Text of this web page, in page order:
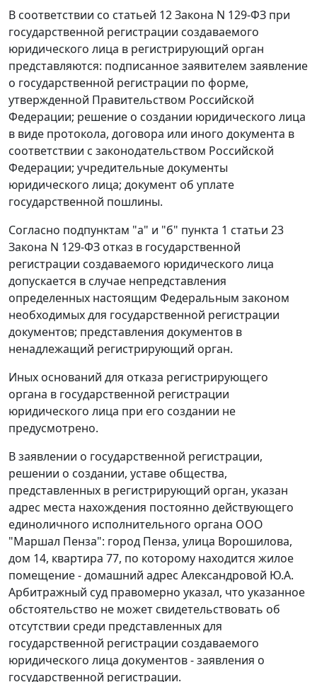
В соответствии со статьей 12Закона N 129-ФЗ при
государственной регистрации создаваемого
юридического лица в регистрирующий орган
представляются: подписанное заявителем заявление
о государственной регистрации по форме,
утвержденной Правительством Российской
Федерации; решение о создании юридического лица
в виде протокола, договора или иного документа в
соответствии с законодательством Российской
Федерации; учредительные документы
юридического лица; документ об уплате
государственной пошлины.
Согласно подпунктам "а" и "б" пункта 1 статьи 23
Закона N 129-ФЗ отказ в государственной
регистрации создаваемого юридического лица
допускается в случае непредставления
определенных настоящим Федеральным законом
необходимых для государственной регистрации
документов; представления документов в
ненадлежащий регистрирующий орган.
Иных оснований для отказа регистрирующего
органа в государственной регистрации
юридического лица при его создании не
предусмотрено.
В заявлении о государственной регистрации,
решении о создании, уставе общества,
представленных в регистрирующий орган, указан
адрес места нахождения постоянно действующего
единоличного исполнительного органа ООО
"Маршал Пенза": город Пенза, улица Ворошилова,
дом 14, квартира 77, по которому находится жилое
помещение - домашний адрес Александровой Ю.А.
Арбитражный суд правомерно указал, что указанное
обстоятельство не может свидетельствовать об
отсутствии среди представленных для
государственной регистрации создаваемого
юридического лица документов - заявления о
государственной регистрации.